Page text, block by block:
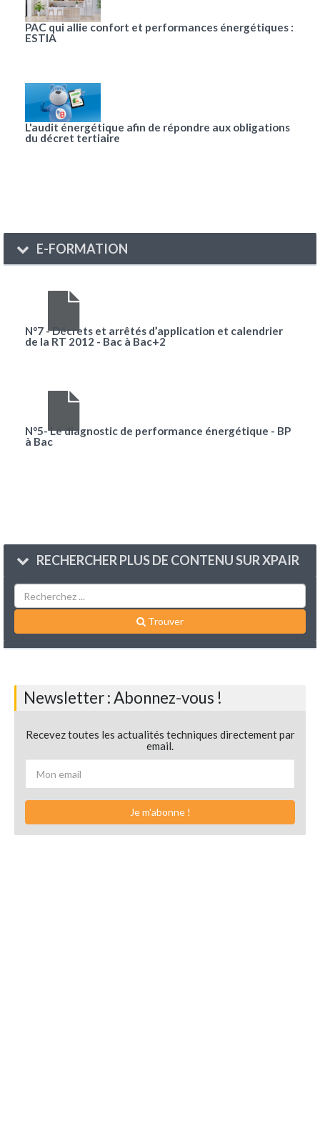
PAC qui allie confort et performances énergétiques :
ESTIA
L'audit énergétique afin de répondre aux obligations
du décret tertiaire
E-FORMATION
N°7 - Décrets et arrêtés d’application et calendrier
de la RT 2012 - Bac à Bac+2
N°5- Le diagnostic de performance énergétique - BP
à Bac
RECHERCHER PLUS DE CONTENU SUR XPAIR
Trouver
Newsletter : Abonnez-vous !
Recevez toutes les actualités techniques directement par
email.
Je m'abonne !